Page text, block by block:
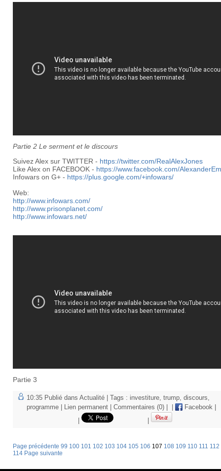
Partie 2 Le serment et le discours
Suivez Alex sur TWITTER - https://twitter.com/RealAlexJones
Like Alex on FACEBOOK - https://www.facebook.com/
Infowars on G+ - https://plus.google.com/+infowars/
Web:
http://www.infowars.com/
http://www.prisonplanet.com/
http://www.infowars.net/
Partie 3
10:35 Publié dans Actualité | Tags : investiture, trump, discours,
programme
Lien permanent Commentaires (0) Facebook
Page précédente 99 100 101 102 103 104 105 106 107 108 109 110 111 112
114 Page suivante